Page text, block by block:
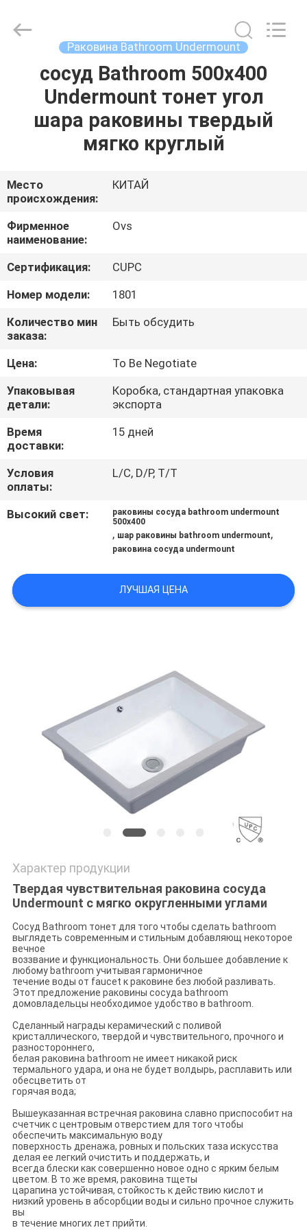
ДОМ
ПРОДУКТЫ
НАС
ПУТЕШЕСТВИЕ
ФАБРИКИ
ПРОВЕРКА
КАЧЕСТВА
СВЯЖИТЕСЬ
МЫ
НОВОСТИ
СЛУЧАИ
КАРТА
PRIVACY
POLICY
Раковина Bathroom Undermount
сосуд Bathroom 500x400
Undermount тонет угол
шара раковины твердый
мягко круглый
Место
происхождения:
КИТАЙ
Фирменное
наименование:
Ovs
Сертификация:
CUPC
Номер модели:
1801
Количество мин
заказа:
Быть обсудить
Цена:
To Be Negotiate
Упаковывая
детали:
Коробка, стандартная упаковка
экспорта
Время
доставки:
15 дней
Условия
оплаты:
L/C, D/P, T/T
Высокий свет:
раковины сосуда bathroom undermount
500x400
, шар раковины bathroom undermount,
раковина сосуда undermount
ЛУЧШАЯ ЦЕНА
Характер продукции
Твердая чувствительная раковина сосуда
Undermount с мягко округленными углами
Сосуд Bathroom тонет для того чтобы сделать bathroom
выглядеть современным и стильным добавляющ некоторое
вечное
воззвание и функциональность. Они большее добавление к
любому bathroom учитывая гармоничное
течение воды от faucet к раковине без любой разливать.
Этот предложение раковины сосуда bathroom
домовладельцы необходимое удобство в bathroom.
Сделанный награды керамический с поливой
кристаллического, твердой и чувствительного, прочного и
разностороннего,
белая раковина bathroom не имеет никакой риск
термального удара, и она не будет волдырь, расплавить или
обесцветить от
горячая вода;
Вышеуказанная встречная раковина славно приспособит на
счетчик с центровым отверстием для того чтобы
обеспечить максимальную воду
поверхность дренажа, ровных и польских таза искусства
делая ее легкий очистить и поддержать, и
всегда блески как совершенно новое одно с ярким белым
цветом. В то же время, раковина тщеты
царапина устойчивая, стойкость к действию кислот и
низкий уровень в абсорбции воды и сильно прочное служить
вы
в течение многих лет прийти.